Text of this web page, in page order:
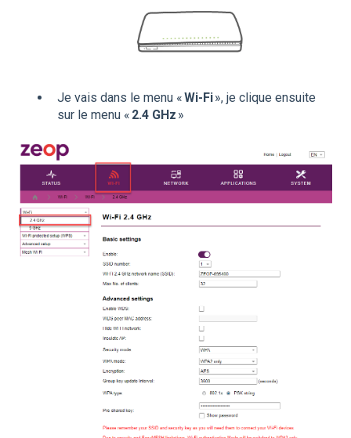
Je vais dans le menu «Wi-Fi», je clique ensuite
sur le menu « 2.4 GHz »